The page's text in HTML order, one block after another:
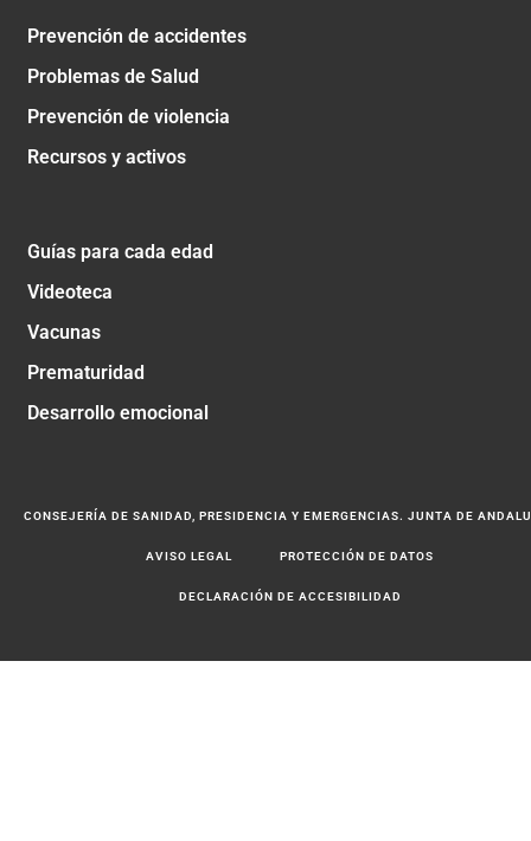
Prevención de accidentes
Problemas de Salud
Prevención de violencia
Recursos y activos
Guías para cada edad
Videoteca
Vacunas
Prematuridad
Desarrollo emocional
CONSEJERÍA DE SANIDAD, PRESIDENCIA Y EMERGENCIAS. JUNTA DE
AVISO LEGAL PROTECCIÓN DE DATOS
DECLARACIÓN DE ACCESIBILIDAD